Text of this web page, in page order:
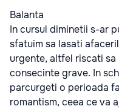
Balanta
In cursul diminetii s-ar
sfatuim sa lasati
urgente, altfel riscati
consecinte grave. In
parcurgeti o perioada
romantism, ceea ce va